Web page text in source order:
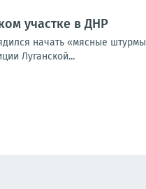
участке в ДНР
начать «мясные
Луганской...